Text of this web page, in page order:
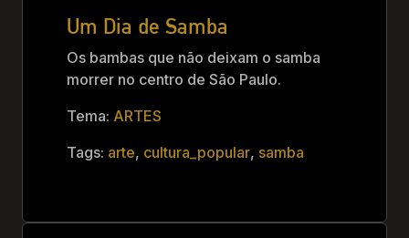
Um Dia de Samba
Os bambas que não deixam o samba
morrer no centro de São Paulo.
Tema: ARTES
Tags: arte, cultura_popular, samba